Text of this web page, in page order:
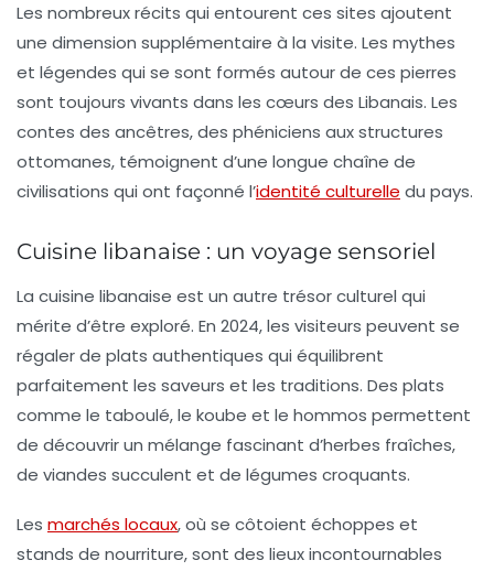
Les nombreux récits qui entourent ces sites ajoutent
une dimension supplémentaire à la visite. Les mythes
et légendes qui se sont formés autour de ces pierres
sont toujours vivants dans les cœurs des Libanais. Les
contes des ancêtres, des phéniciens aux structures
ottomanes, témoignent d’une longue chaîne de
civilisations qui ont façonné l’identité culturelle du pays.
Cuisine libanaise : un voyage sensoriel
La cuisine libanaise est un autre trésor culturel qui
mérite d’être exploré. En 2024, les visiteurs peuvent se
régaler de plats authentiques qui équilibrent
parfaitement les saveurs et les traditions. Des plats
comme le taboulé, le koube et le hommos permettent
de découvrir un mélange fascinant d’herbes fraîches,
de viandes succulent et de légumes croquants.
Les marchés locaux, où se côtoient échoppes et
stands de nourriture, sont des lieux incontournables